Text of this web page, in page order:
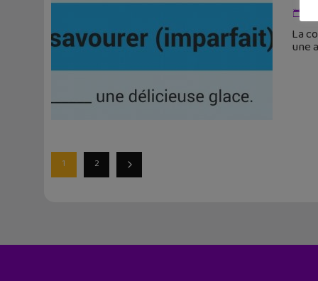
La
une
1 2